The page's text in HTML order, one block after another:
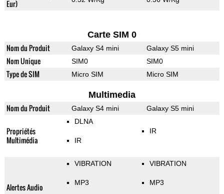
Eur)
Carte SIM 0
Nom du Produit Galaxy S4 mini Galaxy S5 mini
Nom Unique SIM0 SIM0
Type de SIM Micro SIM Micro SIM
Multimedia
Nom du Produit Galaxy S4 mini Galaxy S5 mini
Propriétés
Multimédia
DLNA
IR
IR
Alertes Audio
VIBRATION
MP3
VIBRATION
MP3